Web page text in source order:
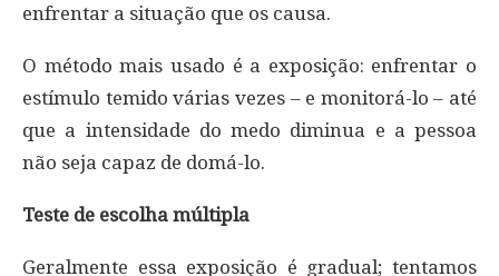
enfrentar a situação que os causa.
O método mais usado é a exposição: enfrentar o
estímulo temido várias vezes – e monitorá-lo – até
que a intensidade do medo diminua e a pessoa
não seja capaz de domá-lo.
Teste de escolha múltipla
Geralmente essa exposição é gradual; tentamos